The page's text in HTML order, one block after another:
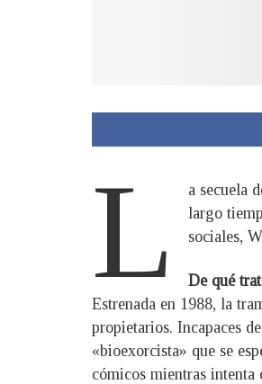
L
a secuela
largo
sociales,
De qué
Estrenada en 1988, la
propietarios. Incapaces
«bioexorcista» que se
cómicos mientras